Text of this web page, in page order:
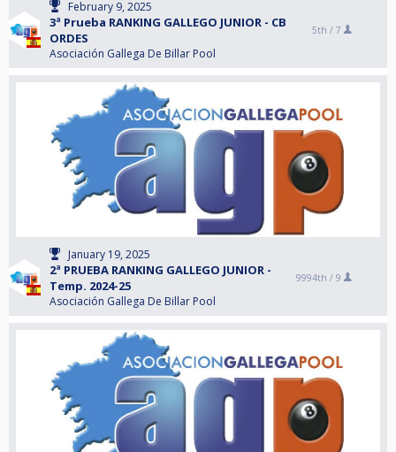
February 9, 2025
3ª Prueba RANKING GALLEGO JUNIOR - CB
ORDES
Asociación Gallega De Billar Pool
5th / 7
January 19, 2025
2ª PRUEBA RANKING GALLEGO JUNIOR -
Temp. 2024-25
Asociación Gallega De Billar Pool
9994th / 9